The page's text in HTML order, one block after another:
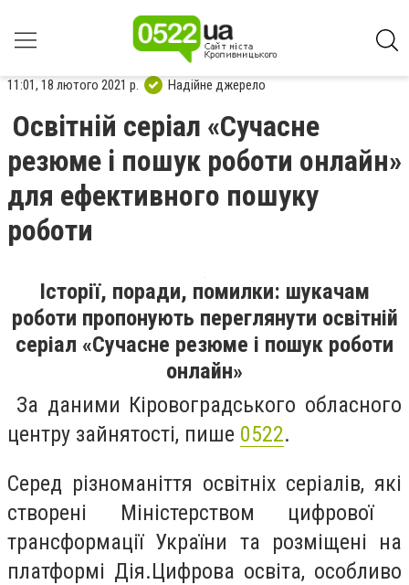
11:01, 18 лютого 2021 р. Надійне джерело
Освітній серіал «Сучасне
резюме і пошук роботи онлайн»
для ефективного пошуку
роботи
Історії, поради, помилки: шукачам
роботи пропонують переглянути освітній
серіал «Сучасне резюме і пошук роботи
онлайн»
За даними Кіровоградського обласного
центру зайнятості, пише 0522.
Серед різноманіття освітніх серіалів, які
створені Міністерством цифрової
трансформації України та розміщені на
платформі Дія.Цифрова освіта, особливо